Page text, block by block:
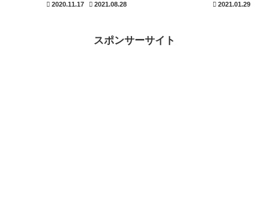
法で登録出来ます。口座自体はそ
2020.11.17 2021.08.28
スキンソンが開発に携わりまし
どで人気も上昇しております
が、...
2021.01.29
スポンサーサイト